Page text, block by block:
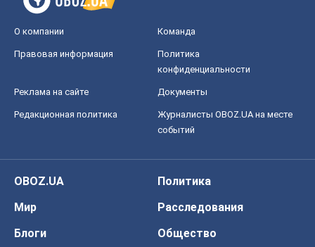
О компании Команда
Правовая информация
Политика
конфиденциальности
Реклама на сайте Документы
Редакционная политика
Журналисты OBOZ.UA на месте
событий
OBOZ.UA
Политика
Мир
Расследования
Блоги
Общество